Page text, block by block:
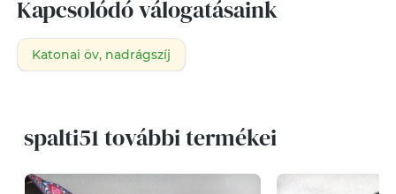
Kapcsolódó válogatásaink
Katonai öv, nadrágszíj
spalti51 további termékei